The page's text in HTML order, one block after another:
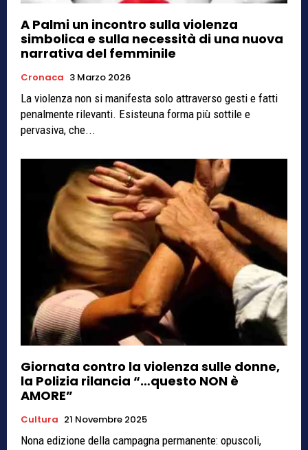
A Palmi un incontro sulla violenza
simbolica e sulla necessità di una nuova
narrativa del femminile
Cronaca 3 Marzo 2026
La violenza non si manifesta solo attraverso gesti e fatti
penalmente rilevanti. Esisteuna forma più sottile e
pervasiva, che...
Giornata contro la violenza sulle donne,
la Polizia rilancia “…questo NON è
AMORE”
Cultura 21 Novembre 2025
Nona edizione della campagna permanente: opuscoli,